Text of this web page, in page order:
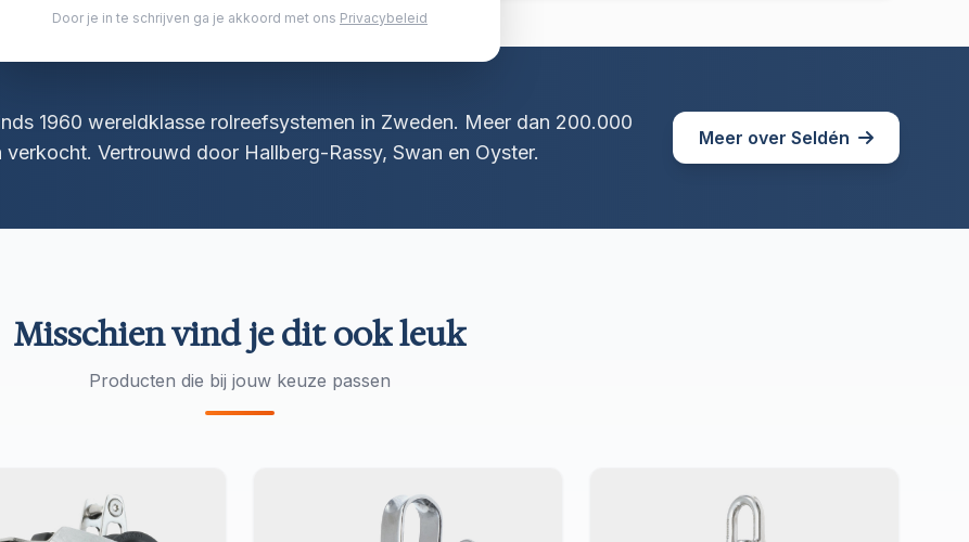
1960 wereldklasse rolreefsystemen in Zweden. Meer dan 200.000
verkocht. Vertrouwd door Hallberg-Rassy, Swan en Oyster.
Meer over Seldén
Misschien vind je dit ook leuk
Producten die bij jouw keuze passen
Door je in te schrijven ga je akkoord met ons Privacybeleid